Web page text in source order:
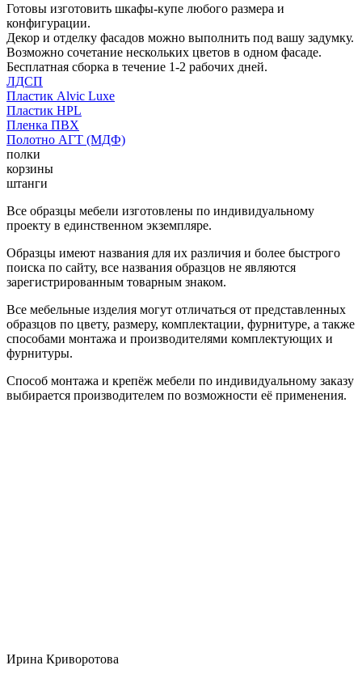
Готовы изготовить шкафы-купе любого размера и
конфигурации.
Декор и отделку фасадов можно выполнить под вашу задумку.
Возможно сочетание нескольких цветов в одном фасаде.
Бесплатная сборка в течение 1-2 рабочих дней.
ЛДСП
Пластик Alvic Luxe
Пластик HPL
Пленка ПВХ
Полотно АГТ (МДФ)
полки
корзины
штанги
Все образцы мебели изготовлены по индивидуальному
проекту в единственном экземпляре.
Образцы имеют названия для их различия и более быстрого
поиска по сайту, все названия образцов не являются
зарегистрированным товарным знаком.
Все мебельные изделия могут отличаться от представленных
образцов по цвету, размеру, комплектации, фурнитуре, а также
способами монтажа и производителями комплектующих и
фурнитуры.
Способ монтажа и крепёж мебели по индивидуальному заказу
выбирается производителем по возможности её применения.
Ирина Криворотова